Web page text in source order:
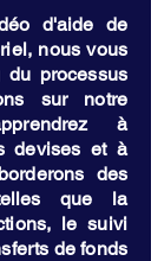
d'aide de
nous vous
processus
sur notre
à
devises et à
des
que la
le suivi
de fonds